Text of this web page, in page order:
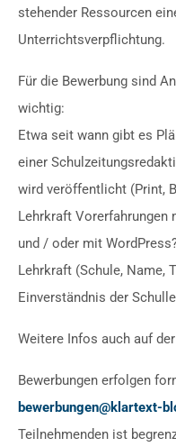
stehender Ressourcen
Unterrichtsverpflichtung.
Für die Bewerbung sind
wichtig:
Etwa seit wann gibt es
einer
wird veröffentlicht (Print,
Lehrkraft Vorerfahrungen
und / oder mit
Lehrkraft (Schule, Name,
Einverständnis der
Weitere Infos auch auf der
Bewerbungen erfolgen
bewerbungen@klartext-
Teilnehmenden ist